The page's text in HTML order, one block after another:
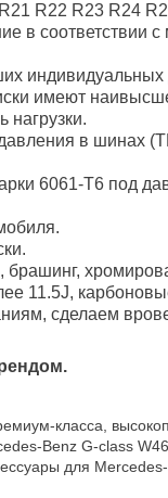
R22 R23 R24
в соответствии
индивидуальных
имеют
нагрузки.
в шинах
6061-T6 под
брашинг,
11.5J,
сделаем
класса,
Benz G-class
для